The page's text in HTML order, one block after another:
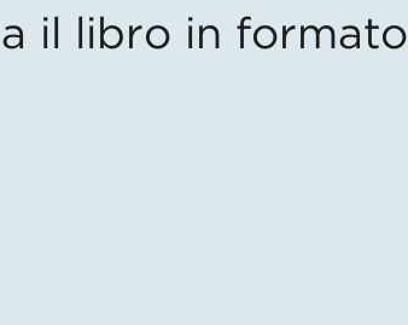
il libro in formato